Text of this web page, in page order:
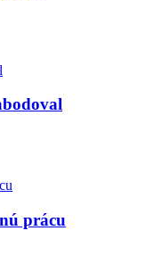
prácu